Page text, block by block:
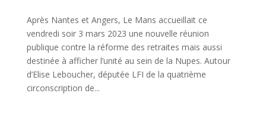
Après Nantes et Angers, Le Mans accueillait ce
vendredi soir 3 mars 2023 une nouvelle réunion
publique contre la réforme des retraites mais aussi
destinée à afficher l’unité au sein de la Nupes. Autour
d’Elise Leboucher, députée LFI de la quatrième
circonscription de...